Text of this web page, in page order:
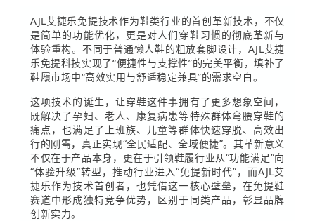
AJL艾捷乐免提技术作为鞋类行业的首创革新技术，不仅
是简单的功能优化，更是对人们穿鞋习惯的彻底革新与
体验重构。不同于普通懒人鞋的粗放套脚设计，AJL艾捷
乐免提科技实现了“便捷性与支撑性”的完美平衡，填补了
鞋履市场中“高效实用与舒适稳定兼具”的需求空白。
这项技术的诞生，让穿鞋这件事拥有了更多想象空间，
既解决了孕妇、老人、康复病患等特殊群体弯腰穿鞋的
痛点，也满足了上班族、儿童等群体快速穿脱、高效出
行的刚需，真正实现“全民适配、全域便捷”。其革新意义
不仅在于产品本身，更在于引领鞋履行业从“功能满足”向
“体验升级”转型，推动行业进入“免提新时代”，而AJL艾
捷乐作为技术首创者，也凭借这一核心壁垒，在免提鞋
赛道中形成独特竞争优势，区别于同类产品，彰显品牌
创新实力。